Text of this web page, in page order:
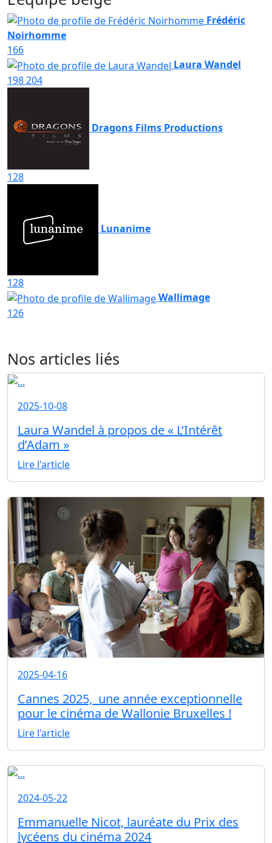
Frédéric
Noirhomme
166
Laura Wandel
198204
Dragons Films Productions
128
Lunanime
128
Wallimage
126
Nos articles liés
2025-10-08
Laura Wandel à propos de « L’Intérêt
d’Adam »
Lire l'article
2025-04-16
Cannes 2025, une année exceptionnelle
pour le cinéma de Wallonie Bruxelles !
Lire l'article
2024-05-22
Emmanuelle Nicot, lauréate du Prix des
lycéens du cinéma 2024